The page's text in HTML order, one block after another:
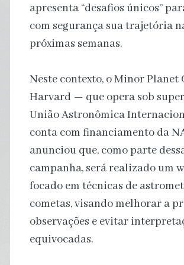
apresenta “desafios únicos”
com segurança sua trajetória
próximas semanas.
Neste contexto, o Minor Planet
Harvard — que opera sob
União Astronômica
conta com financiamento da
anunciou que, como parte
campanha, será realizado um
focado em técnicas de
cometas, visando melhorar a
observações e evitar
equivocadas.